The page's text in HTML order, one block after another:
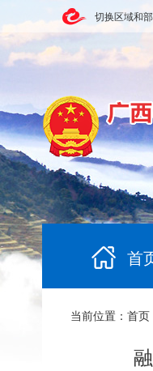
切换区域和
首
当前位置： 首页